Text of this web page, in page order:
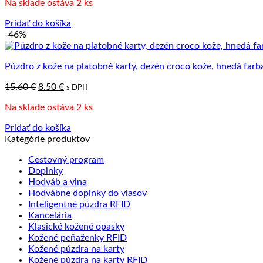
bola:
je:
Na sklade ostáva 2 ks
Pridať do košíka
-46%
Púzdro z kože na platobné karty, dezén croco kože, hnedá
15.60€ Pôvodná
bola:
8.50 €Aktuálna
je:
s DPH
Na sklade ostáva 2 ks
Pridať do košíka
Kategórie produktov
Cestovný program
Doplnky
Hodváb a vlna
Hodvábne doplnky do vlasov
Inteligentné púzdra RFID
Kancelária
Klasické kožené opasky
Kožené peňaženky RFID
Kožené púzdra na karty
Kožené púzdra na karty RFID